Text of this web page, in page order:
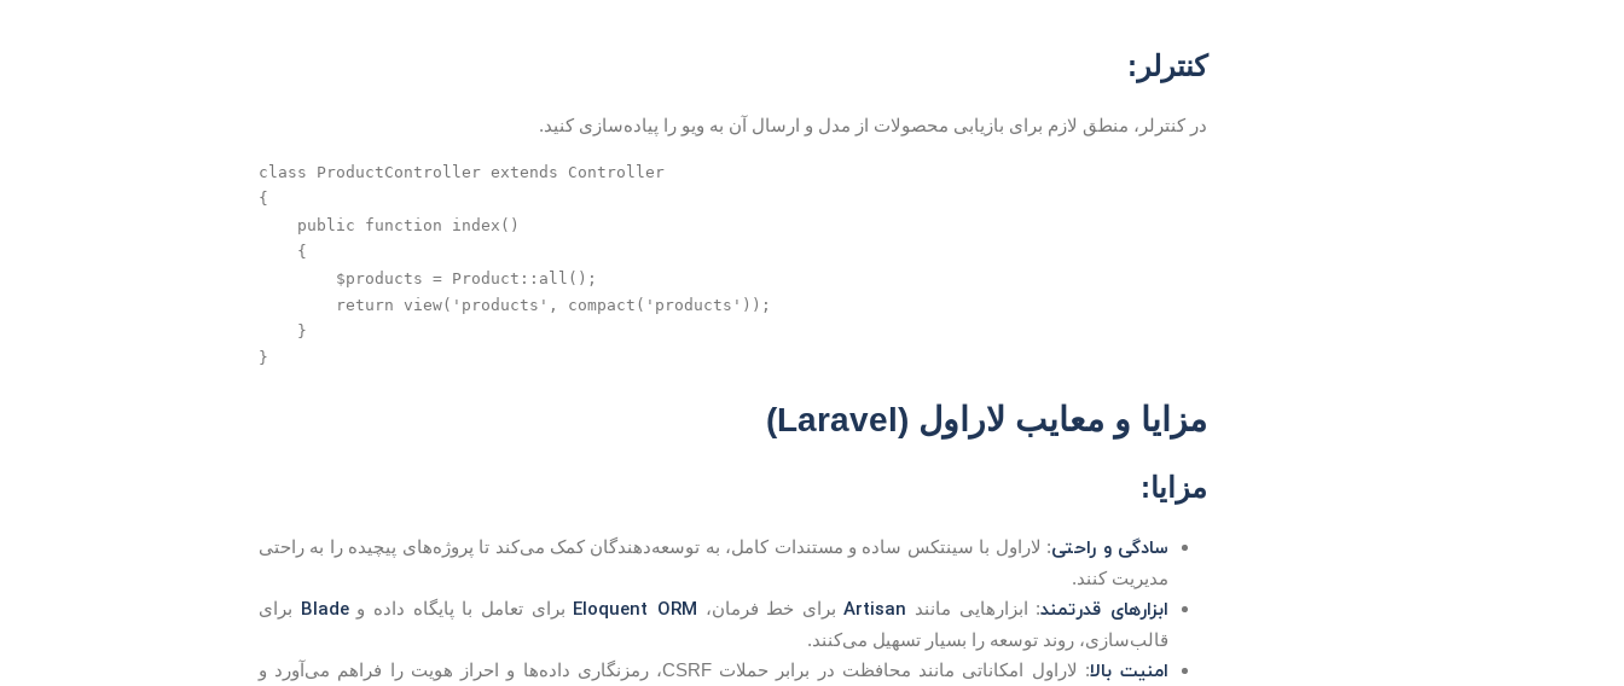
کنترلر :
در کنترلر، منطق لازم برای بازیابی محصولات از مدل و ارسال آن به ویو را پیاده‌سازی کنید.
class ProductController extends Controller
{
    public function index()
    {
        $products = Product::all();
        return view('products', compact('products'));
    }
}
مزایا و معایب لاراول (Laravel)
مزایا:
سادگی و راحتی: لاراول با سینتکس ساده و مستندات کامل، به توسعه‌دهندگان کمک می‌کند تا پروژه‌های پیچیده را به راحتی
مدیریت کنند.
ابزارهای قدرتمند: ابزارهایی مانند Artisanبرای خط فرمان، Eloquent ORM برای تعامل با پایگاه داده وBlade برای
قالب‌سازی، روند توسعه را بسیار تسهیل می‌کنند.
امنیت بالا : لاراول امکاناتی مانند محافظت در برابر حملات CSRF، رمزنگاری داده‌ها و احراز هویت را فراهم می‌آورد و